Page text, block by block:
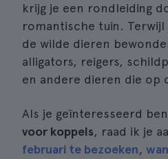
krijg je een rondleiding
romantische tuin.
de wilde dieren
alligators, reigers,
en andere dieren die op
Als je geïnteresseerd
voor koppels, raad ik je
februari te bezoeken,